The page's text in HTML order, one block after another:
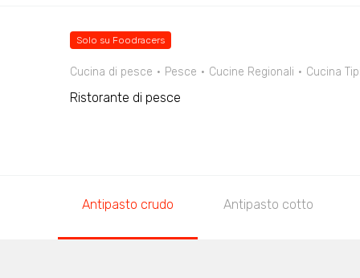
Solo su Foodracers
Cucina di pesce Pesce Cucine Regionali Cucina
Ristorante di pesce
Antipasto crudo Antipasto cotto